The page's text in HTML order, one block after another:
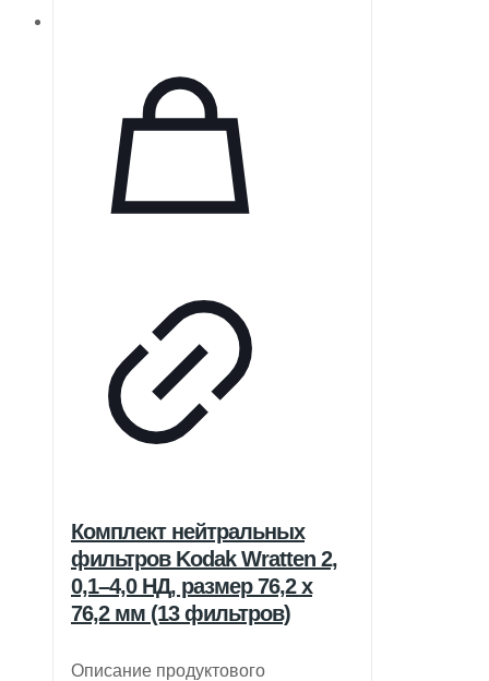
Комплект нейтральных
фильтров Kodak Wratten 2,
0,1–4,0 НД, размер 76,2 x
76,2 мм (13 фильтров)
Описание продуктового